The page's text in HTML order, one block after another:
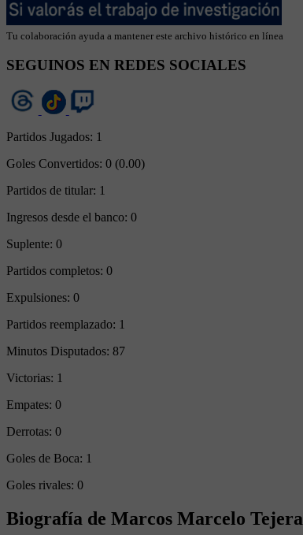
Tu colaboración ayuda a mantener este archivo histórico en línea
SEGUINOS EN REDES SOCIALES
Partidos Jugados: 1
Goles Convertidos: 0 (0.00)
Partidos de titular: 1
Ingresos desde el banco: 0
Suplente: 0
Partidos completos: 0
Expulsiones: 0
Partidos reemplazado: 1
Minutos Disputados: 87
Victorias: 1
Empates: 0
Derrotas: 0
Goles de Boca: 1
Goles rivales: 0
Biografía de Marcos Marcelo Tejera